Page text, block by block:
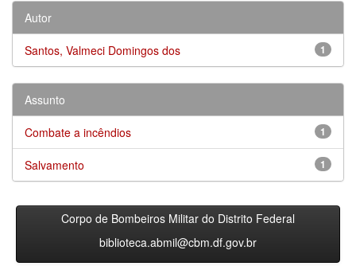
Autor
1
Santos, Valmeci Domingos dos
Assunto
1
Combate a incêndios
1
Salvamento
Corpo de Bombeiros Militar do Distrito Federal
biblioteca.abmil@cbm.df.gov.br